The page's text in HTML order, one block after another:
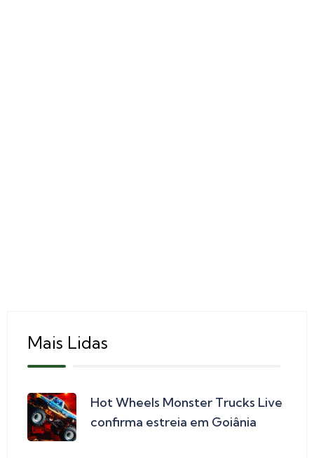
Mais Lidas
Hot Wheels Monster Trucks Live
confirma estreia em Goiânia